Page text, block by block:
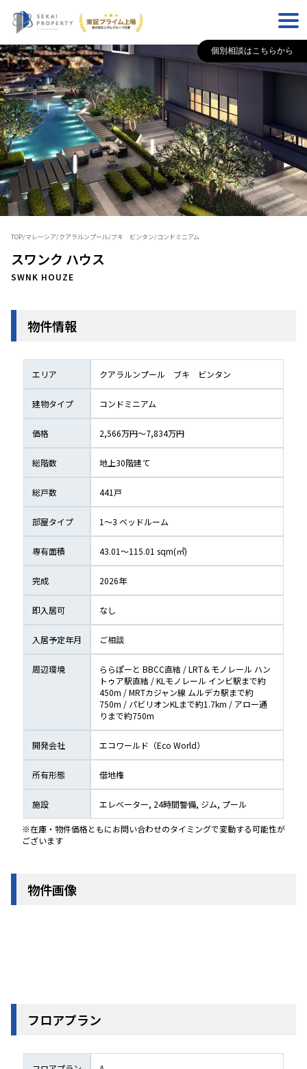
個別相談はこちらから
TOP/マレーシア/クアラルンプール/ブキ ビンタン/コンドミニアム
スワンク ハウス
SWNK HOUZE
物件情報
エリア クアラルンプール ブキ　ビンタン
建物タイプ コンドミニアム
価格 2,566万円〜7,834万円
総階数 地上30階建て
総戸数 441戸
部屋タイプ 1〜3 ベッドルーム
専有面積 43.01〜115.01 sqm(㎡)
完成 2026年
即入居可 なし
入居予定年月 ご相談
周辺環境
ららぽーと BBCC直結 / LRT＆モノレール ハン
トゥア駅直結 / KLモノレール インビ駅まで約
450m / MRTカジャン線 ムルデカ駅まで約
750m / パビリオンKLまで約1.7km / アロー通
りまで約750m
開発会社 エコワールド（Eco World）
所有形態 借地権
施設 エレベーター, 24時間警備, ジム, プール
※在庫・物件価格ともにお問い合わせのタイミングで変動する可能性が
ございます
物件画像
フロアプラン